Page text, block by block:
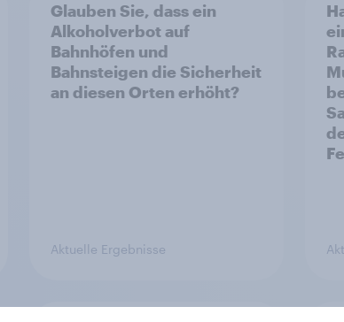
Glauben Sie, dass ein
Alkoholverbot auf
Bahnhöfen und
Bahnsteigen die Sicherheit
an diesen Orten erhöht?
Aktuelle Ergebnisse